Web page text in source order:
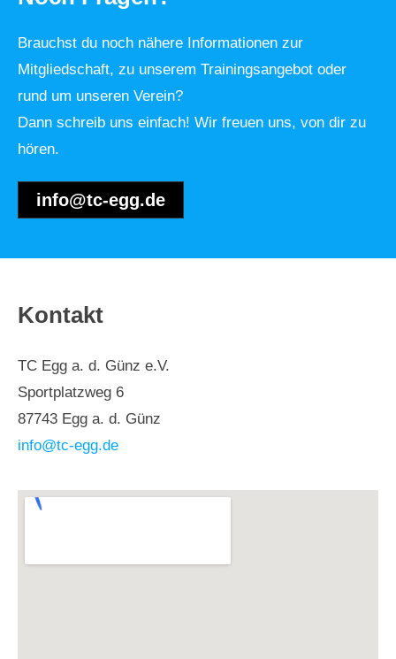
Brauchst du noch nähere Informationen zur
Mitgliedschaft, zu unserem Trainingsangebot oder
rund um unseren Verein?
Dann schreib uns einfach! Wir freuen uns, von dir zu
hören.
info@tc-egg.de
Kontakt
TC Egg a. d. Günz e.V.
Sportplatzweg 6
87743 Egg a. d. Günz
info@tc-egg.de